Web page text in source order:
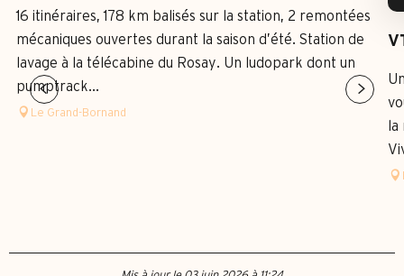
16 itinéraires, 178 km balisés sur la station, 2 remontées
mécaniques ouvertes durant la saison d’été. Station de
lavage à la télécabine du Rosay. Un ludopark dont un
pumptrack...
Le Grand-Bornand